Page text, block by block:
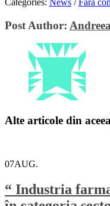
Email
Post Author:
Alte articole din
07AUG.
“ Industria